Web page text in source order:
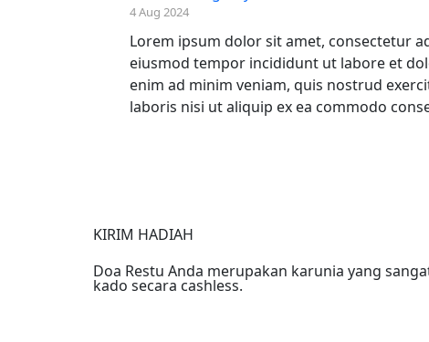
4 Aug 2024
Lorem ipsum dolor sit amet, consectetur
eiusmod tempor incididunt ut labore et
enim ad minim veniam, quis nostrud
laboris nisi ut aliquip ex ea commodo
KIRIM HADIAH
Doa Restu Anda merupakan karunia yang
kado secara cashless.